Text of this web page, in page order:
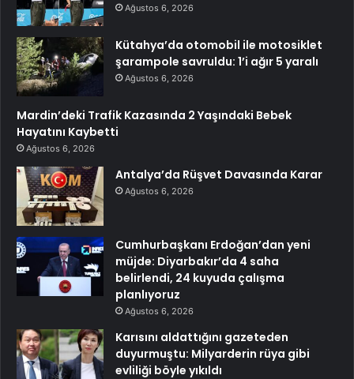
Ağustos 6, 2026
Kütahya’da otomobil ile motosiklet
şarampole savruldu: 1’i ağır 5 yaralı
Ağustos 6, 2026
Mardin’deki Trafik Kazasında 2 Yaşındaki Bebek
Hayatını Kaybetti
Ağustos 6, 2026
Antalya’da Rüşvet Davasında Karar
Ağustos 6, 2026
Cumhurbaşkanı Erdoğan’dan yeni
müjde: Diyarbakır’da 4 saha
belirlendi, 24 kuyuda çalışma
planlıyoruz
Ağustos 6, 2026
Karısını aldattığını gazeteden
duyurmuştu: Milyarderin rüya gibi
evliliği böyle yıkıldı